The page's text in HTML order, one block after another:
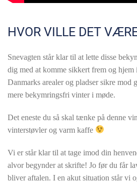
HVOR VILLE DET
Snevagten står klar til at lette disse
dig med at komme sikkert frem og
Danmarks arealer og pladser sikre mod
mere bekymringsfri vinter i møde.
Det eneste du så skal tænke på denne
vinterstøvler og varm kaffe
Vi er står klar til at tage imod din
alvor begynder at skrifte! Jo før du får
bliver aftalen. I en akut situation står vi